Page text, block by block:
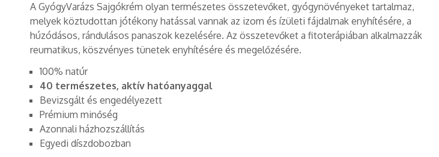
A GyógyVarázs Sajgókrém olyan természetes összetevőket, gyógynövényeket tartalmaz,
melyek köztudottan jótékony hatással vannak az izom és ízületi fájdalmak enyhítésére, a
húzódásos, rándulásos panaszok kezelésére. Az összetevőket a fitoterápiában alkalmazzák
reumatikus, köszvényes tünetek enyhítésére és megelőzésére.
100% natúr
40 természetes, aktív hatóanyaggal
Bevizsgált és engedélyezett
Prémium minőség
Azonnali házhozszállítás
Egyedi díszdobozban